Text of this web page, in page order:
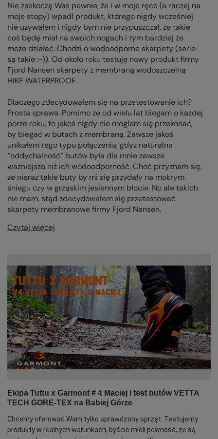
Nie zaskoczę Was pewnie, że i w moje ręce (a raczej na
moje stopy) wpadł produkt, którego nigdy wcześniej
nie używałem i nigdy bym nie przypuszczał, że takie
coś będę miał na swoich nogach i tym bardziej że
może działać. Chodzi o wodoodporne skarpety (serio
są takie :-)). Od około roku testuję nowy produkt firmy
Fjord Nansen skarpety z membraną wodoszczelną
HIKE WATERPROOF.
Dlaczego zdecydowałem się na przetestowanie ich?
Prosta sprawa. Pomimo że od wielu lat biegam o każdej
porze roku, to jakoś nigdy nie mogłem się przekonać,
by biegać w butach z membraną. Zawsze jakoś
unikałem tego typu połączenia, gdyż naturalna
“oddychalność” butów była dla mnie zawsze
ważniejsza niż ich wodoodporność. Choć przyznam się,
że nieraz takie buty by mi się przydały na mokrym
śniegu czy w grząskim jesiennym błocie. No ale takich
nie mam, stąd zdecydowałem się przetestować
skarpety membranowe firmy Fjord Nansen.
Czytaj więcej
Ekipa Tuttu x Garmont # 4 Maciej i test butów VETTA
TECH GORE-TEX na Babiej Górze
Chcemy oferować Wam tylko sprawdzony sprzęt. Testujemy
produkty w realnych warunkach, byście mieli pewność, że są